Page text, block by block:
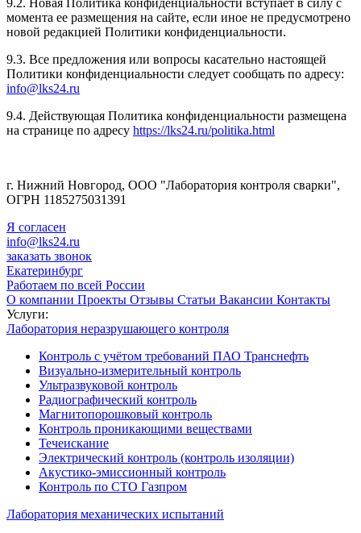
момента ее размещения на сайте, если иное не предусмотрено
новой редакцией Политики конфиденциальности.
9.3. Все предложения или вопросы касательно настоящей
Политики конфиденциальности следует сообщать по адресу:
info@lks24.ru
9.4. Действующая Политика конфиденциальности размещена
на странице по адресу https://lks24.ru/politika.html
г. Нижний Новгород, ООО "Лаборатория контроля сварки",
ОГРН 1185275031391
Я согласен
info@lks24.ru
заказать звонок
Екатеринбург
Работаем по всей России
О компании Проекты Отзывы Статьи Вакансии Контакты
Услуги:
Лаборатория неразрушающего контроля
Контроль с учётом требований ПАО Транснефть
Визуально-измерительный контроль
Ультразвуковой контроль
Радиографический контроль
Магнитопорошковый контроль
Контроль проникающими веществами
Течеискание
Электрический контроль (контроль изоляции)
Акустико-эмиссионный контроль
Контроль по СТО Газпром
Лаборатория механических испытаний